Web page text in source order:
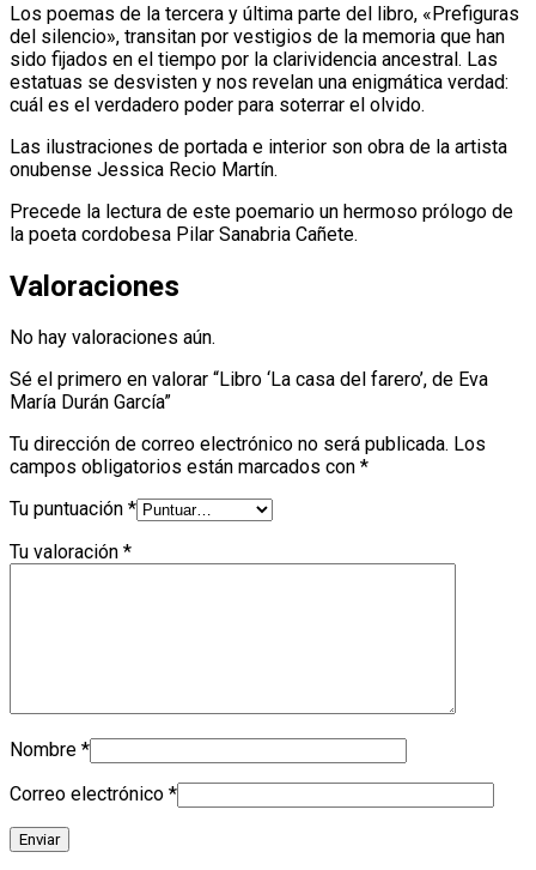
Los poemas de la tercera y última parte del libro, «Prefiguras
del silencio», transitan por vestigios de la memoria que han
sido fijados en el tiempo por la clarividencia ancestral. Las
estatuas se desvisten y nos revelan una enigmática verdad:
cuál es el verdadero poder para soterrar el olvido.
Las ilustraciones de portada e interior son obra de la artista
onubense Jessica Recio Martín.
Precede la lectura de este poemario un hermoso prólogo de
la poeta cordobesa Pilar Sanabria Cañete.
Valoraciones
No hay valoraciones aún.
Sé el primero en valorar “Libro ‘La casa del farero’, de Eva
María Durán García”
Tu dirección de correo electrónico no será publicada. Los
campos obligatorios están marcados con *
Tu puntuación *
Tu valoración *
Nombre *
Correo electrónico *